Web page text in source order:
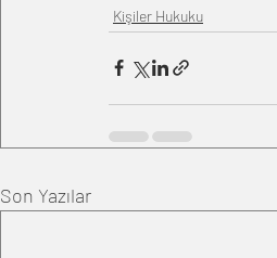
Kişiler Hukuku
Son Yazılar